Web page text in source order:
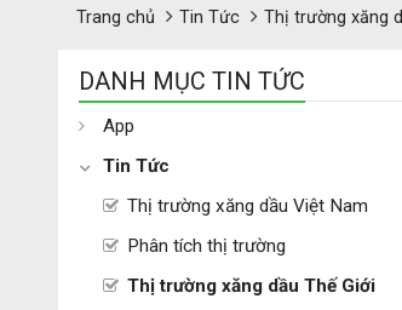
Trang chủ Tin Tức Thị trường xăng
DANH MỤC TIN TỨC
App
Tin Tức
Thị trường xăng dầu Việt Nam
Phân tích thị trường
Thị trường xăng dầu Thế Giới